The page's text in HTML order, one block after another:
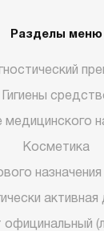
Разделы меню
Гигиены
медицинского
Косметика